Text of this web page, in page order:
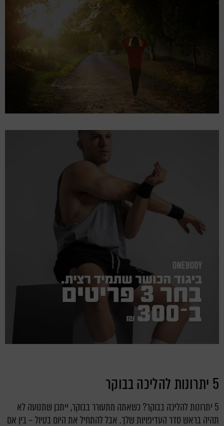
5 יתרונות להליכה בבוקר
5 יתרונות להליכה בבוקר? כשאתה מתעורר בבוקר, ייתכן שתנועה לא
תהיה בראש סדר העדיפויות שלך. אבל להתחיל את היום בטיול – בין אם